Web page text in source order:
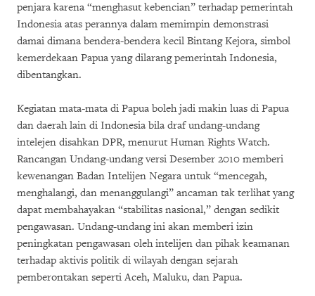
penjara karena “menghasut kebencian” terhadap pemerintah
Indonesia atas perannya dalam memimpin demonstrasi
damai dimana bendera-bendera kecil Bintang Kejora, simbol
kemerdekaan Papua yang dilarang pemerintah Indonesia,
dibentangkan.
Kegiatan mata-mata di Papua boleh jadi makin luas di Papua
dan daerah lain di Indonesia bila draf undang-undang
intelejen disahkan DPR, menurut Human Rights Watch.
Rancangan Undang-undang versi Desember 2010 memberi
kewenangan Badan Intelijen Negara untuk “mencegah,
menghalangi, dan menanggulangi” ancaman tak terlihat yang
dapat membahayakan “stabilitas nasional,” dengan sedikit
pengawasan. Undang-undang ini akan memberi izin
peningkatan pengawasan oleh intelijen dan pihak keamanan
terhadap aktivis politik di wilayah dengan sejarah
pemberontakan seperti Aceh, Maluku, dan Papua.